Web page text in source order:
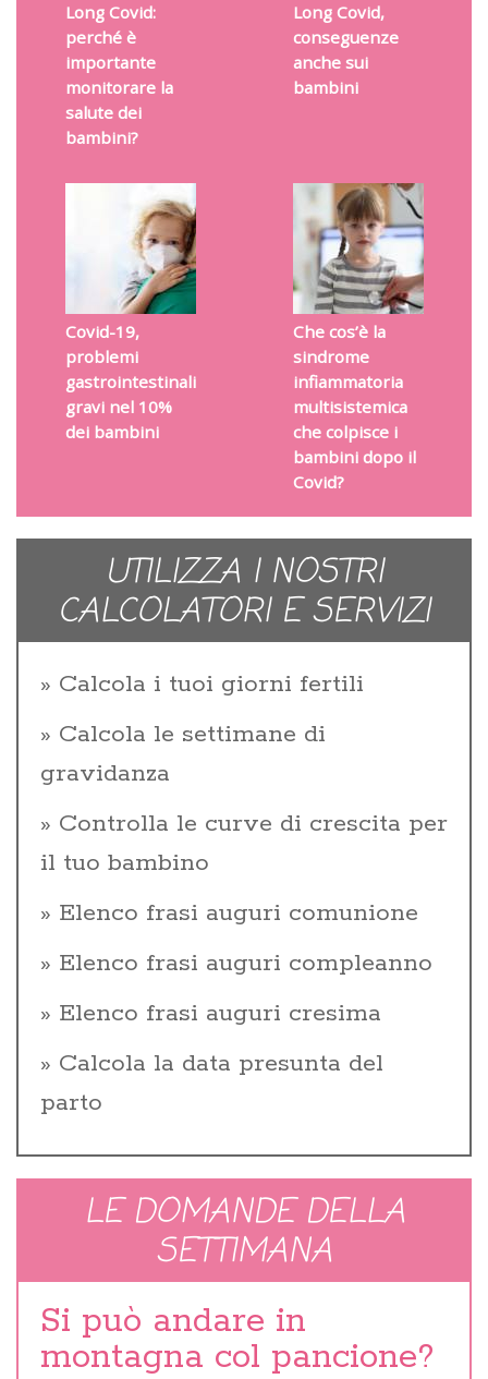
Long Covid:
perché è
importante
monitorare la
salute dei
bambini?
Long Covid,
conseguenze
anche sui
bambini
Covid-19,
problemi
gastrointestinali
gravi nel 10%
dei bambini
Che cos’è la
sindrome
infiammatoria
multisistemica
che colpisce i
bambini dopo il
Covid?
UTILIZZA I NOSTRI
CALCOLATORI E SERVIZI
Calcola i tuoi giorni fertili
Calcola le settimane di
gravidanza
Controlla le curve di crescita per
il tuo bambino
Elenco frasi auguri comunione
Elenco frasi auguri compleanno
Elenco frasi auguri cresima
Calcola la data presunta del
parto
LE DOMANDE DELLA
SETTIMANA
Si può andare in
montagna col pancione?